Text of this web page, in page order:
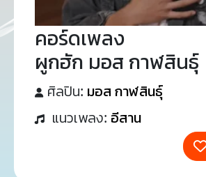
คอร์ดเพลง
ผูกฮัก มอส กาฬสินธุ์
ศิลปิน: มอส กาฬสินธุ์
แนวเพลง: อีสาน